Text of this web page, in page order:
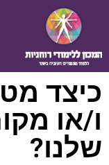
כיצד
ו/או
שלנו?